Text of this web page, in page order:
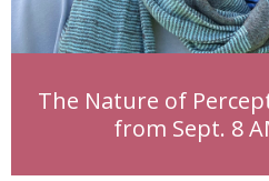
The Nature of
from Sept. 8